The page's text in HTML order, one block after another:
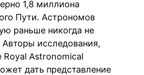
1,8 миллиона
Пути. Астрономов
раньше никогда не
исследования,
Astronomical
дать представление